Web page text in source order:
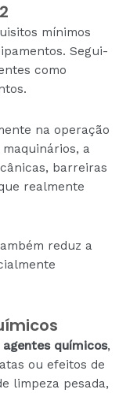
mínimos
Segui-
como
na operação
a
barreiras
realmente
reduz a
agentes químicos,
ou efeitos de
limpeza pesada,